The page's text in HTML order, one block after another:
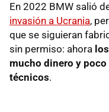
En 2022 BMW salió
invasión a Ucrania,
que se siguieran
sin permiso: ahora
mucho dinero y
técnicos.